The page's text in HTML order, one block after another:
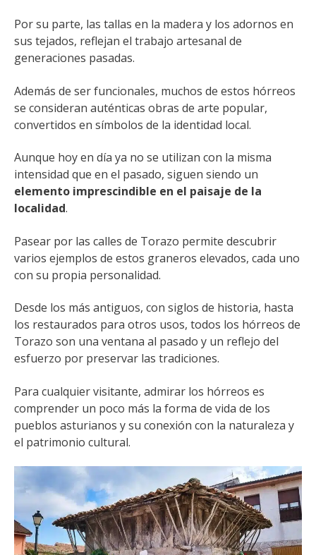
Por su parte, las tallas en la madera y los adornos en
sus tejados, reflejan el trabajo artesanal de
generaciones pasadas.
Además de ser funcionales, muchos de estos hórreos
se consideran auténticas obras de arte popular,
convertidos en símbolos de la identidad local.
Aunque hoy en día ya no se utilizan con la misma
intensidad que en el pasado, siguen siendo un
elemento imprescindible en el paisaje de la
localidad.
Pasear por las calles de Torazo permite descubrir
varios ejemplos de estos graneros elevados, cada uno
con su propia personalidad.
Desde los más antiguos, con siglos de historia, hasta
los restaurados para otros usos, todos los hórreos de
Torazo son una ventana al pasado y un reflejo del
esfuerzo por preservar las tradiciones.
Para cualquier visitante, admirar los hórreos es
comprender un poco más la forma de vida de los
pueblos asturianos y su conexión con la naturaleza y
el patrimonio cultural.